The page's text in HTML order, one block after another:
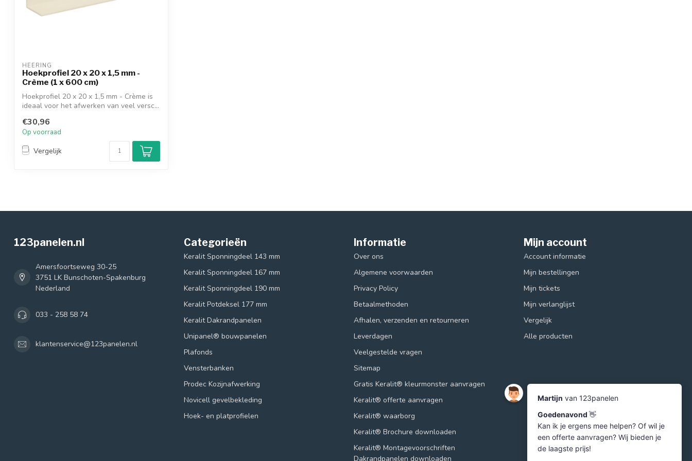
HEERING
Hoekprofiel 20 x 20 x 1,5 mm -
Crème (1 x 600 cm)
Hoekprofiel 20 x 20 x 1,5 mm - Crème is
ideaal voor het afwerken van veel versc...
€30,96
Op voorraad
Vergelijk
123panelen.nl
Amersfoortseweg 30-25
3751 LK Bunschoten-Spakenburg
Nederland
033 - 258 58 74
klantenservice@123panelen.nl
Categorieën
Keralit Sponningdeel 143 mm
Keralit Sponningdeel 167 mm
Keralit Sponningdeel 190 mm
Keralit Potdeksel 177 mm
Keralit Dakrandpanelen
Unipanel® bouwpanelen
Plafonds
Vensterbanken
Prodec Kozijnafwerking
Novicell gevelbekleding
Hoek- en platprofielen
Informatie
Over ons
Algemene voorwaarden
Privacy Policy
Betaalmethoden
Afhalen, verzenden en retourneren
Leverdagen
Veelgestelde vragen
Sitemap
Gratis Keralit® kleurmonster aanvragen
Keralit® offerte aanvragen
Keralit® waarborg
Keralit® Brochure downloaden
Keralit® Montagevoorschriften
Dakrandpanelen downloaden
Mijn account
Account informatie
Mijn bestellingen
Mijn tickets
Mijn verlanglijst
Vergelijk
Alle producten